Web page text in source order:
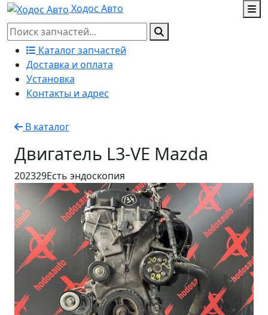
Ходос Авто
Каталог запчастей
Доставка и оплата
Установка
Контакты и адрес
В каталог
Двигатель L3-VE Mazda
202329Есть эндоскопия